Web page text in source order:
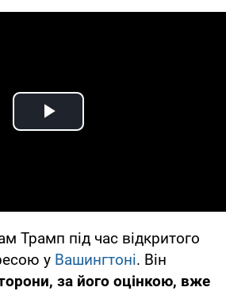
Play Video
Трамп під час відкритого
у Вашингтоні. Він
за його оцінкою, вже